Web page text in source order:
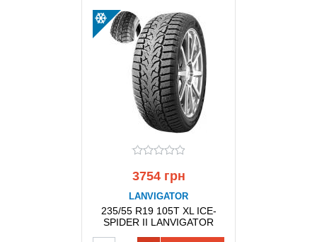
3754 грн
LANVIGATOR
235/55 R19 105T XL ICE-
SPIDER II LANVIGATOR